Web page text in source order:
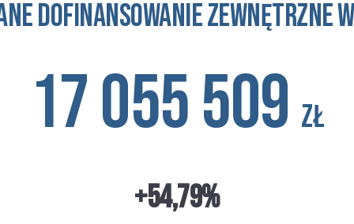
dofinansowanie zewnętrzne
17 055 509 zł
+54,79%